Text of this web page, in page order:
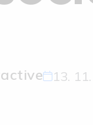
13.